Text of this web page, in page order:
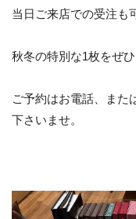
当日ご来店での受注も
秋冬の特別な1枚をぜひ
ご予約はお電話、また
下さいませ。